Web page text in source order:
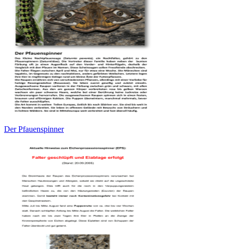
Der Pfauenspinner